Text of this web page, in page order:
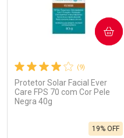
Ativar Desconto
Comprar sem Desconto
(9)
Protetor Solar Facial Ever
Care FPS 70 com Cor Pele
Negra 40g
19% OFF
COMPRAR